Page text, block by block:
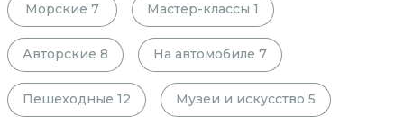
Морские 7 Мастер-классы 1
Авторские 8 На автомобиле 7
Пешеходные 12 Музеи и искусство 5